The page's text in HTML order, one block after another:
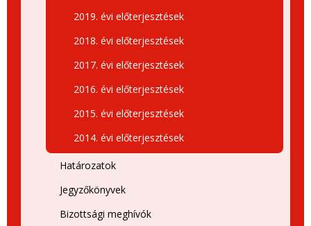
2019. évi előterjesztések
2018. évi előterjesztések
2017. évi előterjesztések
2016. évi előterjesztések
2015. évi előterjesztések
2014. évi előterjesztések
Határozatok
Jegyzőkönyvek
Bizottsági meghívók